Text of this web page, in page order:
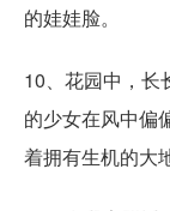
的娃娃脸。
10、花园中，长
的少女在风中偏
着拥有生机的大